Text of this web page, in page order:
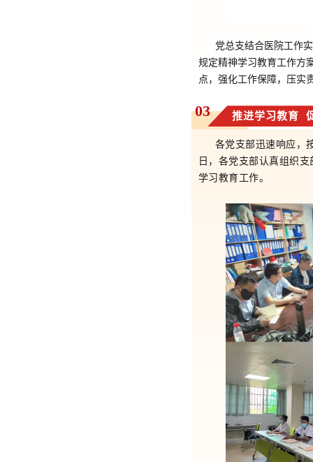
党总支结合医院工作
规定精神学习教育工作方
点，强化工作保障，压实
03 推进学习教育
各党支部迅速响应，
日，各党支部认真组织
学习教育工作。